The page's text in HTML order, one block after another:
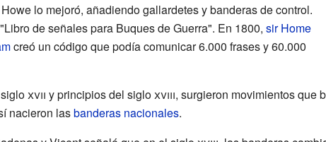
lo mejoró, añadiendo gallardetes y banderas de control.
de señales para Buques de Guerra". En 1800, sir Home
creó un código que podía comunicar 6.000 frases y 60.000
xvii y principios del sigloxviii, surgieron movimientos que
nacieron lasbanderas nacionales.